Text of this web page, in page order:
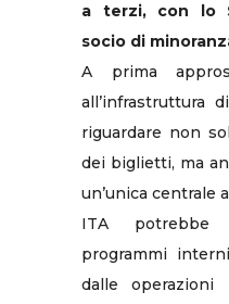
a terzi, con lo
socio di
A prima
all’infrastruttura
riguardare non
dei biglietti, ma
un’unica centrale
ITA
programmi
dalle operazioni